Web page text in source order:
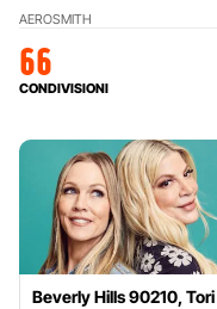
AEROSMITH
66
CONDIVISIONI
Beverly Hills 90210, Tori